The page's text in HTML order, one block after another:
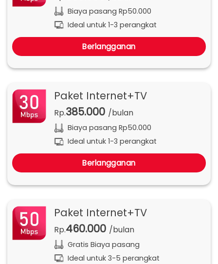
Biaya pasang Rp50.000
Ideal untuk 1-3 perangkat
Berlangganan
Paket Internet+TV
Rp.385.000 /bulan
Biaya pasang Rp50.000
Ideal untuk 1-3 perangkat
Berlangganan
Paket Internet+TV
Rp.460.000 /bulan
Gratis Biaya pasang
Ideal untuk 3-5 perangkat